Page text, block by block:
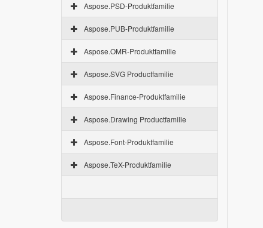
Aspose.PSD-Produktfamilie
Aspose.PUB-Produktfamilie
Aspose.OMR-Produktfamilie
Aspose.SVG Productfamilie
Aspose.Finance-Produktfamilie
Aspose.Drawing Productfamilie
Aspose.Font-Produktfamilie
Aspose.TeX-Produktfamilie